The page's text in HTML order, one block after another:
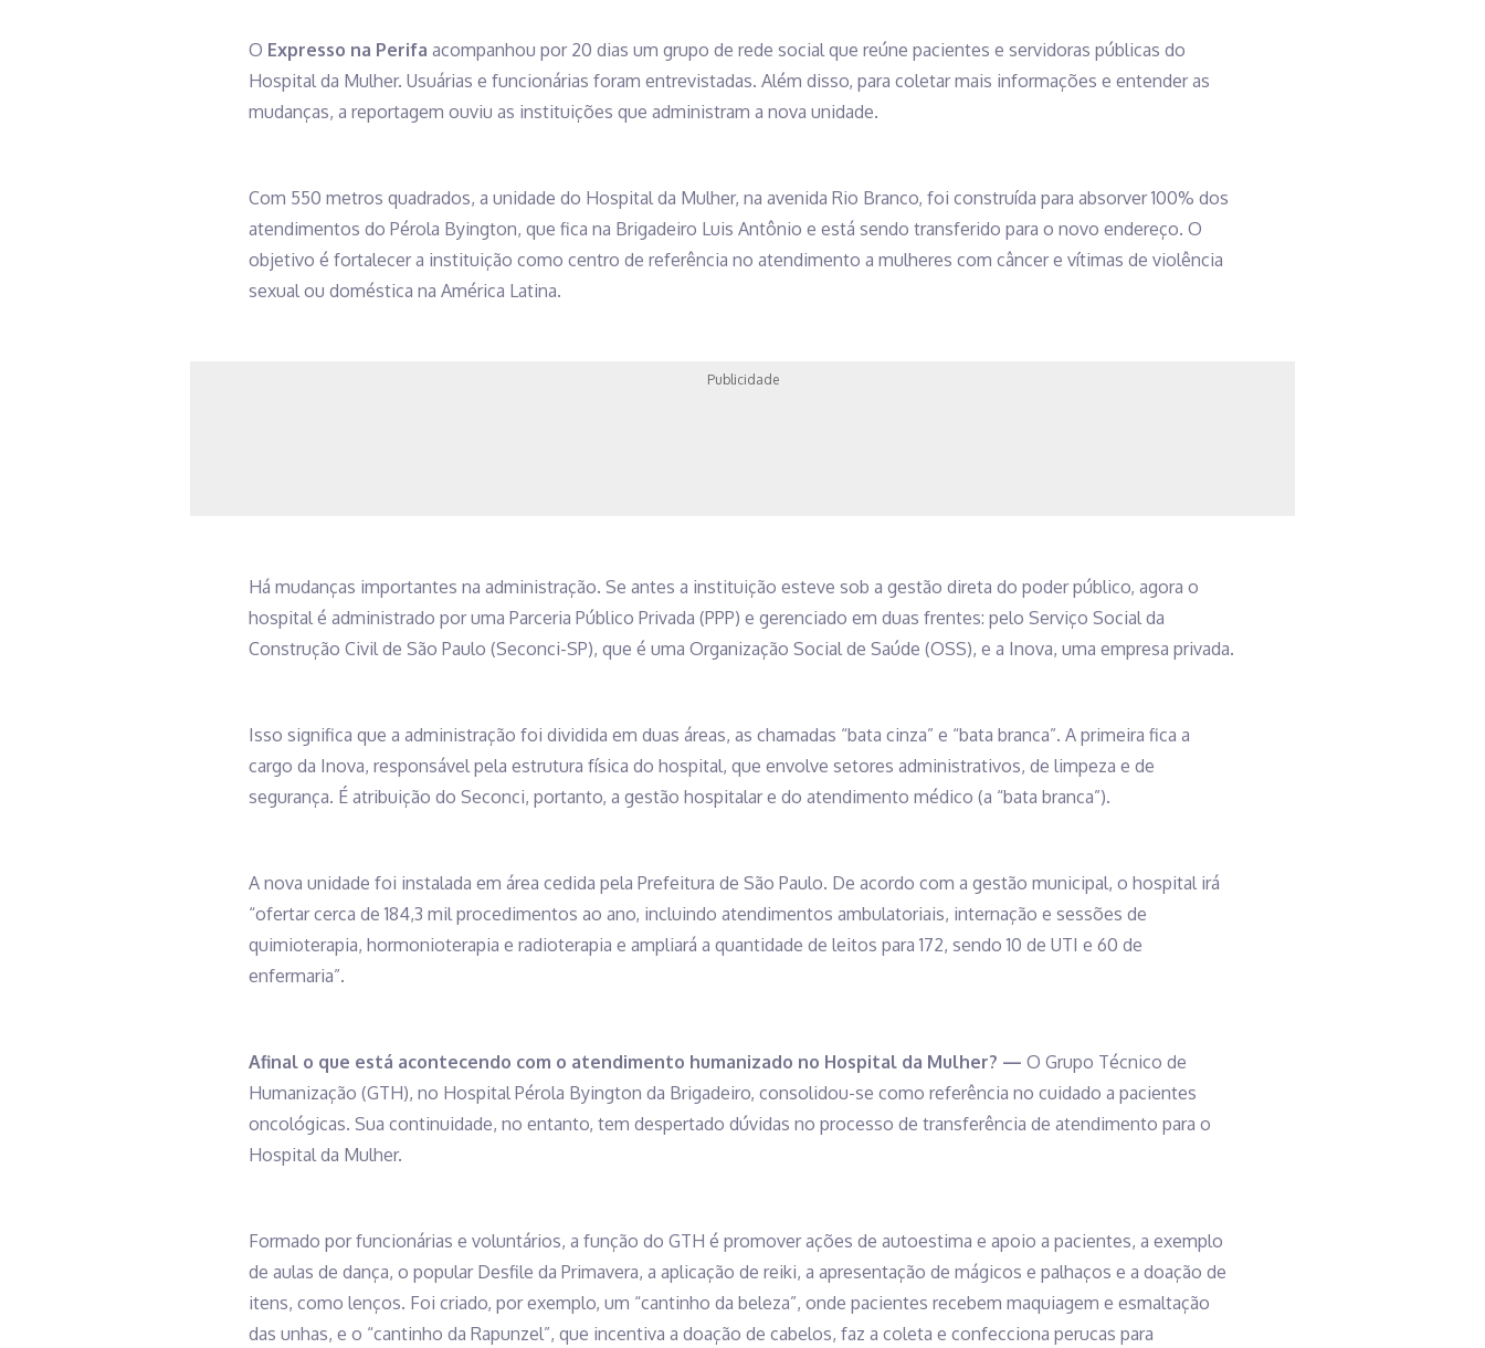
O Expresso na Perifa acompanhou por 20 dias um grupo de rede social que reúne pacientes e servidoras públicas do
Hospital da Mulher. Usuárias e funcionárias foram entrevistadas. Além disso, para coletar mais informações e entender as
mudanças, a reportagem ouviu as instituições que administram a nova unidade.
Com 550 metros quadrados, a unidade do Hospital da Mulher, na avenida Rio Branco, foi construída para absorver 100% dos
atendimentos do Pérola Byington, que fica na Brigadeiro Luis Antônio e está sendo transferido para o novo endereço. O
objetivo é fortalecer a instituição como centro de referência no atendimento a mulheres com câncer e vítimas de violência
sexual ou doméstica na América Latina.
Publicidade
Há mudanças importantes na administração. Se antes a instituição esteve sob a gestão direta do poder público, agora o
hospital é administrado por uma Parceria Público Privada (PPP) e gerenciado em duas frentes: pelo Serviço Social da
Construção Civil de São Paulo (Seconci-SP), que é uma Organização Social de Saúde (OSS), e a Inova, uma empresa privada.
Isso significa que a administração foi dividida em duas áreas, as chamadas “bata cinza” e “bata branca”. A primeira fica a
cargo da Inova, responsável pela estrutura física do hospital, que envolve setores administrativos, de limpeza e de
segurança. É atribuição do Seconci, portanto, a gestão hospitalar e do atendimento médico (a “bata branca”).
A nova unidade foi instalada em área cedida pela Prefeitura de São Paulo. De acordo com a gestão municipal, o hospital irá
“ofertar cerca de 184,3 mil procedimentos ao ano, incluindo atendimentos ambulatoriais, internação e sessões de
quimioterapia, hormonioterapia e radioterapia e ampliará a quantidade de leitos para 172, sendo 10 de UTI e 60 de
enfermaria”.
Afinal o que está acontecendo com o atendimento humanizado no Hospital da Mulher? — O Grupo Técnico de
Humanização (GTH), no Hospital Pérola Byington da Brigadeiro, consolidou-se como referência no cuidado a pacientes
oncológicas. Sua continuidade, no entanto, tem despertado dúvidas no processo de transferência de atendimento para o
Hospital da Mulher.
Formado por funcionárias e voluntários, a função do GTH é promover ações de autoestima e apoio a pacientes, a exemplo
de aulas de dança, o popular Desfile da Primavera, a aplicação de reiki, a apresentação de mágicos e palhaços e a doação de
itens, como lenços. Foi criado, por exemplo, um “cantinho da beleza”, onde pacientes recebem maquiagem e esmaltação
das unhas, e o “cantinho da Rapunzel”, que incentiva a doação de cabelos, faz a coleta e confecciona perucas para